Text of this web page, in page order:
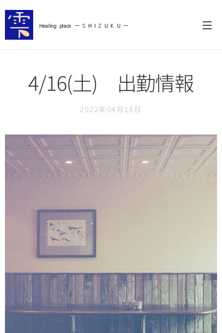
Healing place ー S H I Z U K U ー
4/16(土) 出勤情報
2022年04月16日